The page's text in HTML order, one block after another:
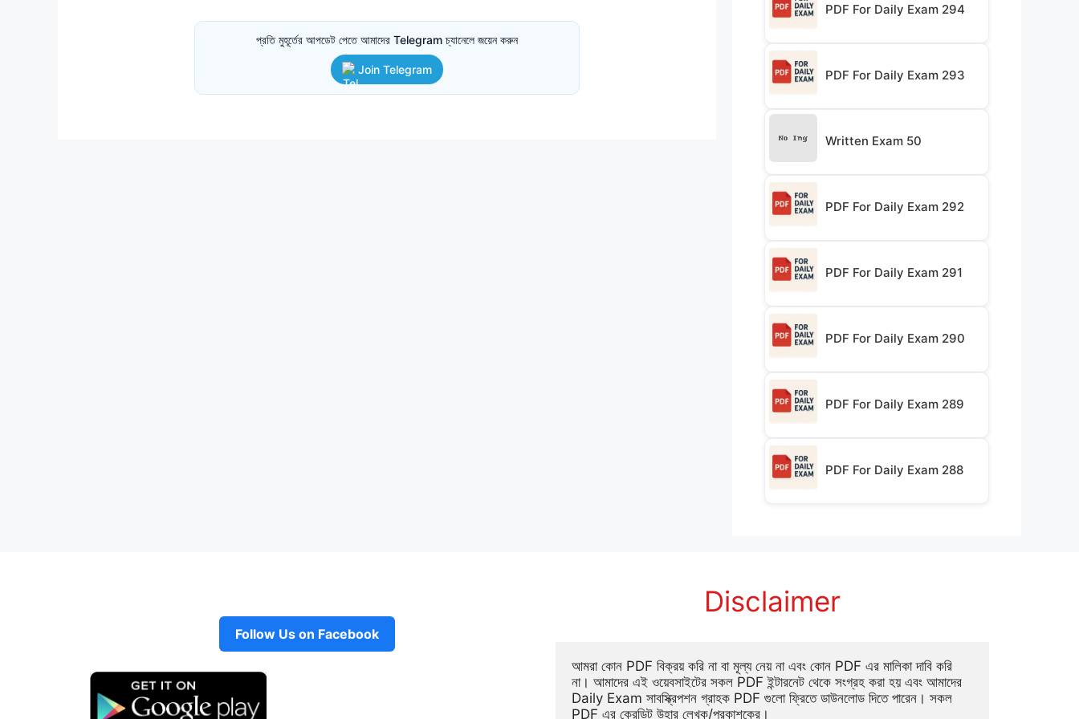
প্রতি মুহূর্তের আপডেট পেতে আমাদের Telegram চ্যানেলে জয়েন করুন
Join Telegram
PDF For Daily Exam 294
PDF For Daily Exam 293
Written Exam 50
PDF For Daily Exam 292
PDF For Daily Exam 291
PDF For Daily Exam 290
PDF For Daily Exam 289
PDF For Daily Exam 288
Follow Us on Facebook
Disclaimer
আমরা কোন PDF বিক্রয় করি না বা মূল্য নেয় না এবং কোন PDF এর মালিকা দাবি করি
না। আমাদের এই ওয়েবসাইটের সকল PDF ইন্টারনেট থেকে সংগ্রহ করা হয় এবং আমাদের
Daily Exam সাবস্ক্রিপশন গ্রাহক PDF গুলো ফ্রিতে ডাউনলোড দিতে পারেন। সকল
PDF এর ক্রেডিট উহার লেখক/প্রকাশকের।